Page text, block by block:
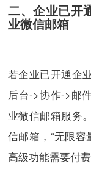
二、企业已开
业微信邮箱
若企业已开通企
后台->协作->邮
业微信邮箱服务
信邮箱，“无限容
高级功能需要付费